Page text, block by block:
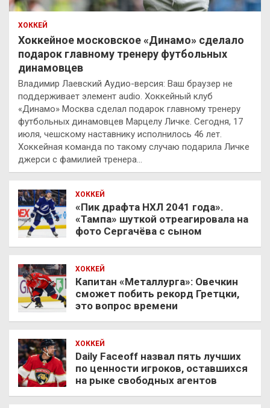
ХОККЕЙ
Хоккейное московское «Динамо» сделало
подарок главному тренеру футбольных
динамовцев
Владимир Лаевский Аудио-версия: Ваш браузер не
поддерживает элемент audio. Хоккейный клуб
«Динамо» Москва сделал подарок главному тренеру
футбольных динамовцев Марцелу Личке. Сегодня, 17
июля, чешскому наставнику исполнилось 46 лет.
Хоккейная команда по такому случаю подарила Личке
джерси с фамилией тренера…
ХОККЕЙ
«Пик драфта НХЛ 2041 года».
«Тампа» шуткой отреагировала на
фото Сергачёва с сыном
ХОККЕЙ
Капитан «Металлурга»: Овечкин
сможет побить рекорд Гретцки,
это вопрос времени
ХОККЕЙ
Daily Faceoff назвал пять лучших
по ценности игроков, оставшихся
на рыке свободных агентов